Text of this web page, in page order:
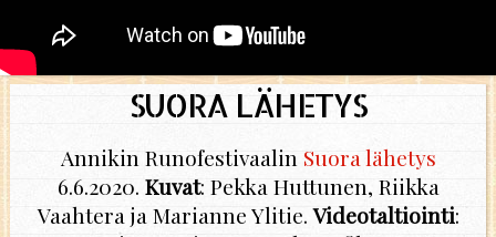
SUORA LÄHETYS
Annikin Runofestivaalin Suora lähetys
6.6.2020. Kuvat: Pekka Huttunen, Riikka
Vaahtera ja Marianne Ylitie.Videotaltiointi: